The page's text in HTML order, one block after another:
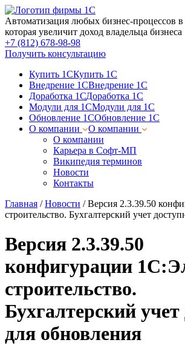
Автоматизация любых бизнес-процессов
которая увеличит доход владельца бизнеса
+7 (812) 678-98-98
Получить консультацию
Купить 1СКупить 1С
Внедрение 1СВнедрение 1С
Доработка 1СДоработка 1С
Модули для 1СМодули для 1С
Обновление 1СОбновление 1С
О компании
О компании
О компании
Карьера в Софт-МП
Википедия терминов
Новости
Контакты
Главная /Новости /Версия 2.3.39.50
строительство. Бухгалтерский учет
Версия 2.3.39.50
конфигурации
строительство.
Бухгалтерский учет
для обновления